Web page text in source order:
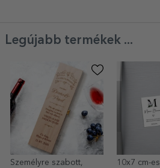
Legújabb termékek ...
Személyre szabott,
10x7 cm-